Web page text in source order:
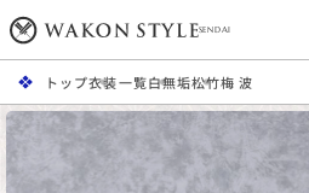
SENDAI
トップ衣装一覧白無垢松竹梅 波